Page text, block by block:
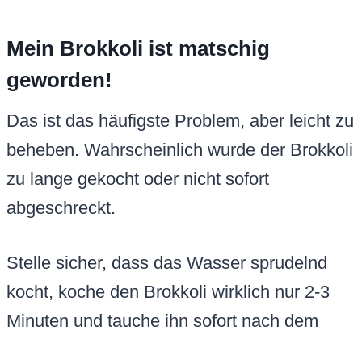
Mein Brokkoli ist matschig
geworden!
Das ist das häufigste Problem, aber leicht zu
beheben. Wahrscheinlich wurde der Brokkoli
zu lange gekocht oder nicht sofort
abgeschreckt.
Stelle sicher, dass das Wasser sprudelnd
kocht, koche den Brokkoli wirklich nur 2-3
Minuten und tauche ihn sofort nach dem